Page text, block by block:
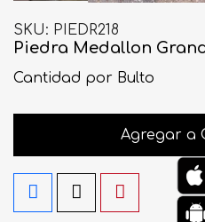
SKU PIEDR218
Piedra Medallon
Cantidad por Bulto
Agregar a